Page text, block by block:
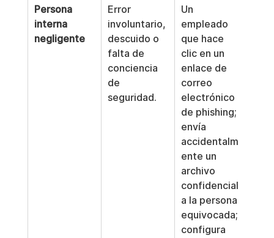
Persona
interna
negligente
Error
involuntario,
descuido o
falta de
conciencia
de
seguridad.
Un
empleado
que hace
clic en un
enlace de
correo
electrónico
de phishing;
envía
accidentalm
ente un
archivo
confidencial
a la persona
equivocada;
configura